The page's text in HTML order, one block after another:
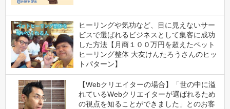
ヒーリングや気功など、目に見えないサー
ビスで選ばれるビジネスとして集客に成功
した方法【月商１００万円を超えたペット
ヒーリング整体 大友けんたろうさんのヒッ
トパターン】
【Webクリエイターの場合】「世の中に溢
れているWebクリエイターが選ばれるため
の視点を知ることができました」とのお客